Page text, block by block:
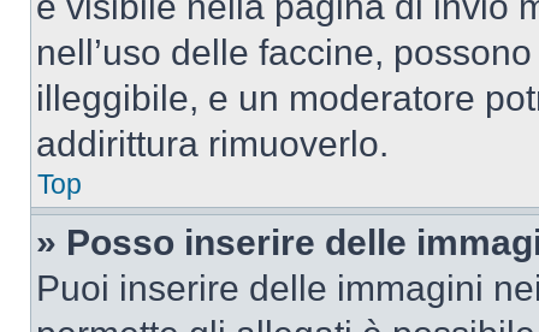
nell’uso delle faccine,
illeggibile, e un moderatore
addirittura rimuoverlo.
Top
» Posso inserire delle
Puoi inserire delle immagini